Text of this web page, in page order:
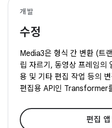
개발
수정
Media3은 형식 간 변환 (트
립 자르기, 동영상 프레임의
용 및 기타 편집 작업 등의
편집용 API인 Transformer
편집